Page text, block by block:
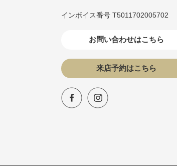
インボイス番号 T5011702005702
お問い合わせはこちら
来店予約はこちら